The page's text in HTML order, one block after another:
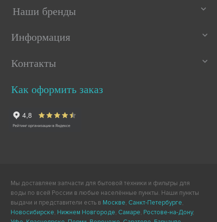
Наши бренды
Информация
Контакты
Как оформить заказ
Мы доставляем запчасти для бытовой техники и фильтры для
воды по всей России в любые населённые пункты. Наши пункты
выдачи и представители есть в Москве, Санкт-Петербурге,
Новосибирске, Нижнем Новгороде, Самаре, Ростове-на-Дону,